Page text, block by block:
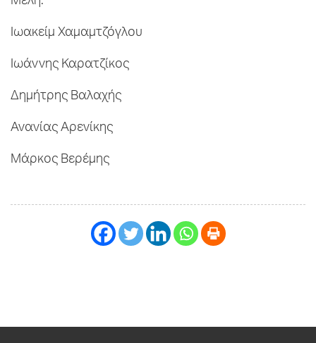
Ιωακείμ Χαμαμτζόγλου
Ιωάννης Καρατζίκος
Δημήτρης Βαλαχής
Ανανίας Αρενίκης
Μάρκος Βερέμης